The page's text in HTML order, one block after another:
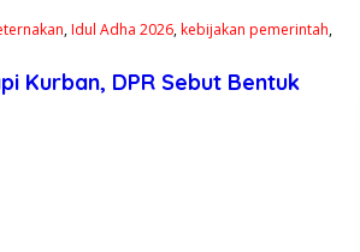
,Idul Adha 2026,kebijakan pemerintah,
Kurban, DPR Sebut Bentuk